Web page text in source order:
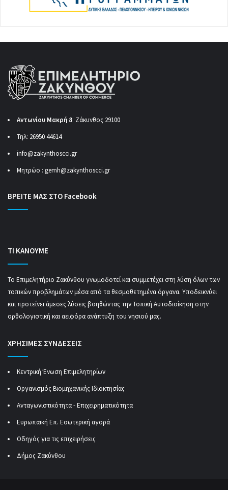
Αντωνίου Μακρή 8 Ζάκυνθος 29100
Τηλ: 26950 44614
info@zakynthoscci.gr
Μητρώο : gemh@zakynthoscci.gr
ΒΡΕΙΤΕ ΜΑΣ ΣΤΟ Facebook
ΤΙ ΚΑΝΟΥΜΕ
Το Επιμελητήριο Ζακύνθου γνωμοδοτεί και συμμετέχει στη λύση όλων των
τοπικών προβλημάτων μέσα από τα θεσμοθετημένα όργανα. Υποδεικνύει
και προτείνει άμεσες λύσεις βοηθώντας την Τοπική Αυτοδιοίκηση στην
ορθολογιστική και αειφόρα ανάπτυξη του νησιού μας.
ΧΡΗΣΙΜΕΣ ΣΥΝΔΕΣΕΙΣ
Κεντρική Ένωση Επιμελητηρίων
Οργανισμός Βιομηχανικής Ιδιοκτησίας
Ανταγωνιστικότητα - Επιχειρηματικότητα
Ευρωπαϊκή Επ. Εσωτερική αγορά
Οδηγός για τις επιχειρήσεις
Δήμος Ζακύνθου